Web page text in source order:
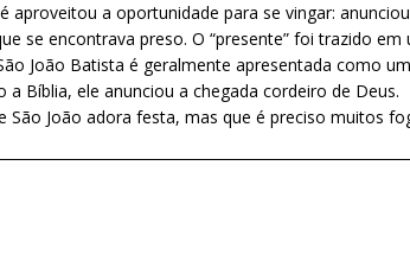
aproveitou a oportunidade para se vingar:
se encontrava preso. O “presente” foi trazido
João Batista é geralmente apresentada como
a Bíblia, ele anunciou a chegada cordeiro de Deus.
São João adora festa, mas que é preciso muitos